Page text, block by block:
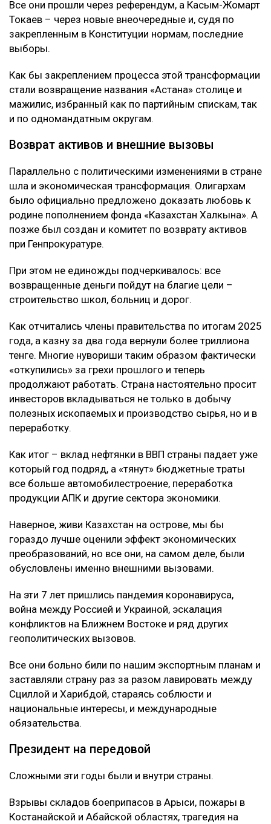
Все они прошли через референдум, а Касым-Жомарт
Токаев – через новые внеочередные и, судя по
закрепленным в Конституции нормам, последние
выборы.
Как бы закреплением процесса этой трансформации
стали возвращение названия «Астана» столице и
мажилис, избранный как по партийным спискам, так
и по одномандатным округам.
Возврат активов и внешние вызовы
Параллельно с политическими изменениями в стране
шла и экономическая трансформация. Олигархам
было официально предложено доказать любовь к
родине пополнением фонда «Казахстан Халкына». А
позже был создан и комитет по возврату активов
при Генпрокуратуре.
При этом не единожды подчеркивалось: все
возвращенные деньги пойдут на благие цели –
строительство школ, больниц и дорог.
Как отчитались члены правительства по итогам 2025
года, а казну за два года вернули более триллиона
тенге. Многие нувориши таким образом фактически
«откупились» за грехи прошлого и теперь
продолжают работать. Страна настоятельно просит
инвесторов вкладываться не только в добычу
полезных ископаемых и производство сырья, но и в
переработку.
Как итог – вклад нефтянки в ВВП страны падает уже
который год подряд, а «тянут» бюджетные траты
все больше автомобилестроение, переработка
продукции АПК и другие сектора экономики.
Наверное, живи Казахстан на острове, мы бы
гораздо лучше оценили эффект экономических
преобразований, но все они, на самом деле, были
обусловлены именно внешними вызовами.
На эти 7 лет пришлись пандемия коронавируса,
война между Россией и Украиной, эскалация
конфликтов на Ближнем Востоке и ряд других
геополитических вызовов.
Все они больно били по нашим экспортным планам и
заставляли страну раз за разом лавировать между
Сциллой и Харибдой, стараясь соблюсти и
национальные интересы, и международные
обязательства.
Президент на передовой
Сложными эти годы были и внутри страны.
Взрывы складов боеприпасов в Арыси, пожары в
Костанайской и Абайской областях, трагедия на